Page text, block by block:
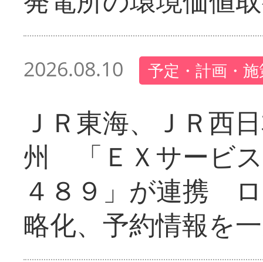
2026.08.10 予定・計画・
ＪＲ東海、ＪＲ西
州 「ＥＸサービ
４８９」が連携
略化、予約情報を